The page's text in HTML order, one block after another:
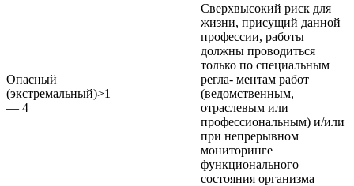
Опасный
(экстремальный)
— 4
>1
Сверхвысокий риск для
жизни, присущий данной
профессии, работы
должны проводиться
только по специальным
регла- ментам работ
(ведомственным,
отраслевым или
профессиональным) и/или
при непрерывном
мониторинге
функционального
состояния организма